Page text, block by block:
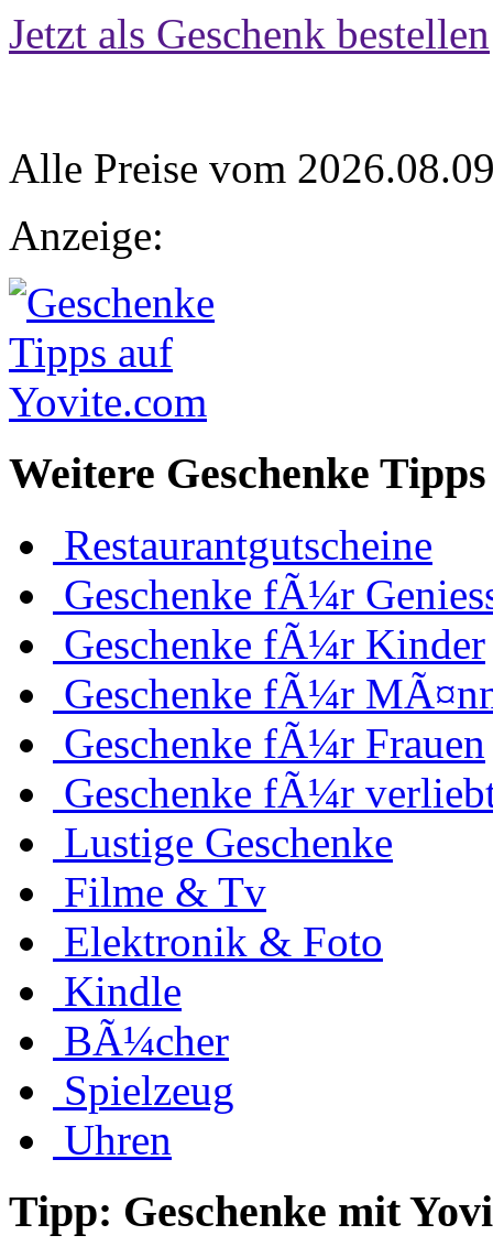
Jetzt als Geschenk bestellen
Alle Preise vom
Anzeige:
Weitere Geschenke
Restaurantgutscheine
Geschenke fÃ¼r
Geschenke fÃ¼r Kinder
Geschenke fÃ¼r
Geschenke fÃ¼r Frauen
Geschenke fÃ¼r
Lustige Geschenke
Filme & Tv
Elektronik & Foto
Kindle
BÃ¼cher
Spielzeug
Uhren
Tipp: Geschenke mit